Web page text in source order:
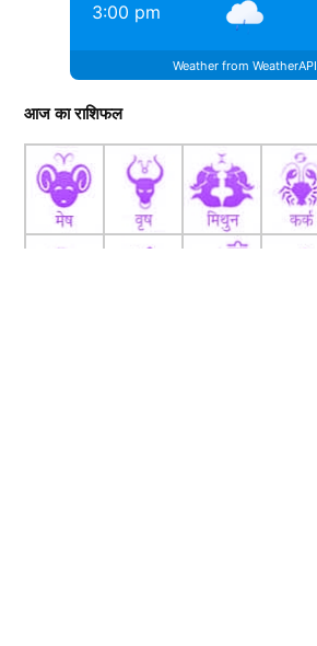
3:00 pm
Weather from WeatherAPI
आज का राशिफल